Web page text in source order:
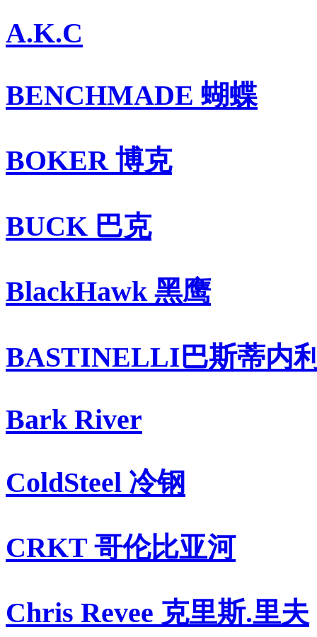
A.K.C
BENCHMADE 蝴蝶
BOKER 博克
BUCK 巴克
BlackHawk 黑鹰
BASTINELLI巴斯蒂内
Bark River
ColdSteel 冷钢
CRKT 哥伦比亚河
Chris Revee 克里斯.里夫